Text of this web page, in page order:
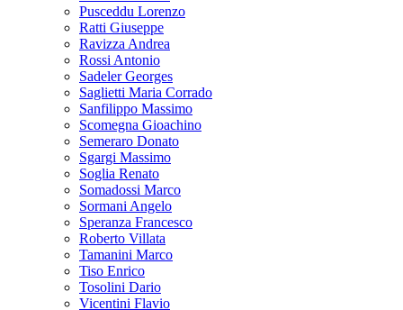
Pusceddu Lorenzo
Ratti Giuseppe
Ravizza Andrea
Rossi Antonio
Sadeler Georges
Saglietti Maria Corrado
Sanfilippo Massimo
Scomegna Gioachino
Semeraro Donato
Sgargi Massimo
Soglia Renato
Somadossi Marco
Sormani Angelo
Speranza Francesco
Roberto Villata
Tamanini Marco
Tiso Enrico
Tosolini Dario
Vicentini Flavio